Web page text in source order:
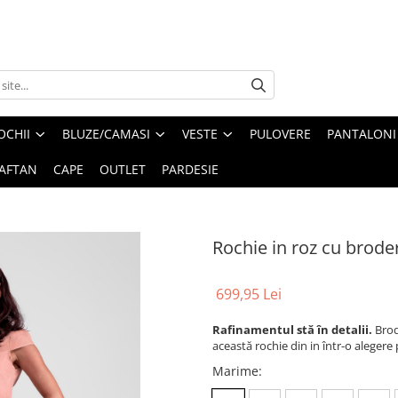
BLUZE/CAMASI VESTE PULOVERE PANTALONI
CAPE OUTLET PARDESIE
Rochie in roz cu
699,95 Lei
Rafinamentul stă în detalii.
această rochie din in într-o
Marime: